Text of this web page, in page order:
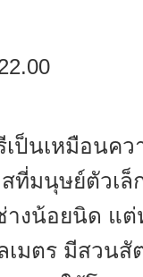
ป็นเหมือนค
มนุษย์ตัวเล็
งน้อยนิด แต่
เมตร มีสวนสั